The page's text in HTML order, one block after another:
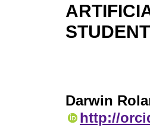
Darwin
http://